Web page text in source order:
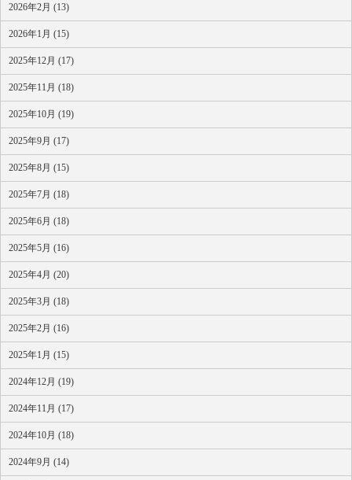
2026年2月 (13)
2026年1月 (15)
2025年12月 (17)
2025年11月 (18)
2025年10月 (19)
2025年9月 (17)
2025年8月 (15)
2025年7月 (18)
2025年6月 (18)
2025年5月 (16)
2025年4月 (20)
2025年3月 (18)
2025年2月 (16)
2025年1月 (15)
2024年12月 (19)
2024年11月 (17)
2024年10月 (18)
2024年9月 (14)